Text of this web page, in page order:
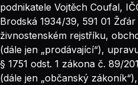
podnikatele Vojtěch Coufal,
Brodská 1934/39, 591 01
živnostenském rejstříku,
(dále jen „prodávající“),
§ 1751 odst. 1 zákona č. 89/
(dále jen „občanský